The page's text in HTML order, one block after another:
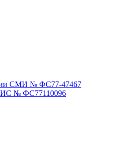
СМИ № ФС77-47467
№ ФС77110096